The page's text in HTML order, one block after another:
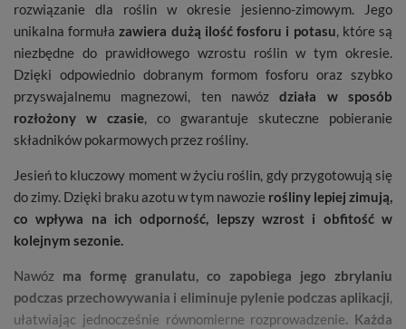
rozwiązanie dla roślin w okresie jesienno-zimowym. Jego
unikalna formułazawiera dużą ilość fosforu i potasu, które są
niezbędne do prawidłowego wzrostu roślin w tym okresie.
Dzięki odpowiednio dobranym formom fosforu oraz szybko
przyswajalnemu magnezowi, ten nawózdziała w sposób
rozłożony w czasie, co gwarantuje skuteczne pobieranie
składników pokarmowych przez rośliny.
Jesień to kluczowy moment w życiu roślin, gdy przygotowują się
do zimy. Dzięki braku azotu w tym nawozie rośliny lepiej zimują,
co wpływa na ich odporność, lepszy wzrost i obfitość w
kolejnym sezonie.
Nawóz ma formę granulatu, co zapobiega jego zbrylaniu
podczas przechowywania i eliminuje pylenie podczas aplikacji,
ułatwiając jednocześnie równomierne rozprowadzenie. Każda